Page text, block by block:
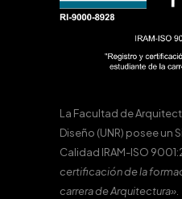
La Facultad de
Diseño (UNR) posee un
Calidad IRAM-ISO
certificación de la
carrera de Arquitectura».